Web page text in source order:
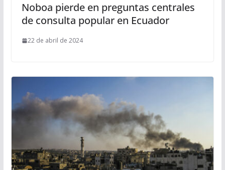
Noboa pierde en preguntas centrales
de consulta popular en Ecuador
22 de abril de 2024